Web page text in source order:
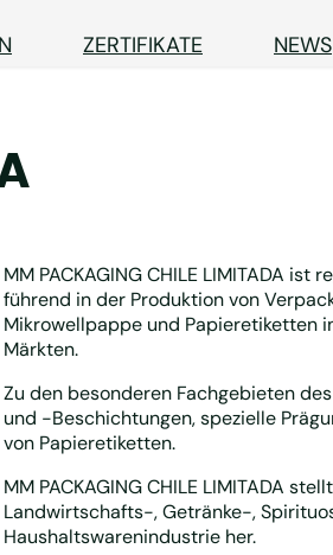
ZERTIFIKATE NEWS
MM PACKAGING CHILE LIMITADA
führend in der Produktion von
Mikrowellpappe und Papieretiketten
Märkten.
Zu den besonderen Fachgebieten
und -Beschichtungen, spezielle
von Papieretiketten.
MM PACKAGING CHILE LIMITADA
Landwirtschafts-, Getränke-,
Haushaltswarenindustrie her.